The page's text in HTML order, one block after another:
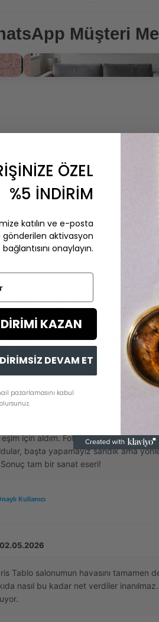
Müşteri
Değerlendirme
4,9 Puan
Değerlendirmeler
için aldım. Fotoğraf çekme
başta yapamayız sandık ama
tam bir sanat eseri!
Kullanıcı
Tablo salonumun havasını tamamen
nasıl bu kadar net verdiler
ÖZEL
%5 İNDİRİM
katılın ve e-posta
gönderilen aktivasyon
bağlantısını onaylayın.
KAZAN
DEVAM ET
pazarlamasını kabul